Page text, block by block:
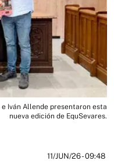
Iván Allende presentaron esta
nueva edición de EquSevares.
11/JUN/26- 09:48